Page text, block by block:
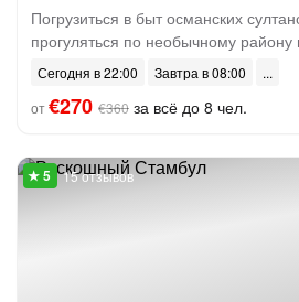
Погрузиться в быт османских
прогуляться по необычному району
Сегодня в 22:00
Завтра в 08:00
от€270 €360 за всё до 8 чел.
15 отзывов